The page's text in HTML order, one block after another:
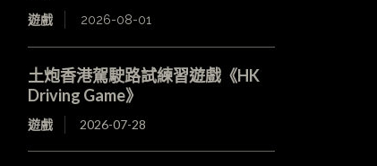
遊戲 2026-08-01
土炮香港駕駛路試練習遊戲《HK
Driving Game》
遊戲 2026-07-28